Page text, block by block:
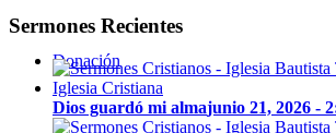
Donación
Sermones Recientes
Dios guardó mi almajunio 21, 2026 -